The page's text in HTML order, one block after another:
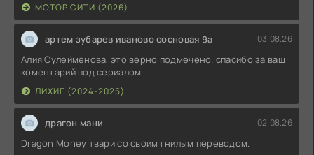
МОТОР СИТИ (2026)
артем зубарев иваново сосновая 9а 03.08.26
Алия Сулейменова, это верно подмечено. спасибо за ваш
коментарий под сериалом
ЛИХИЕ (2024-2025)
драгон мани 02.08.26
Dragon Money твари со своим гнилым переводом.